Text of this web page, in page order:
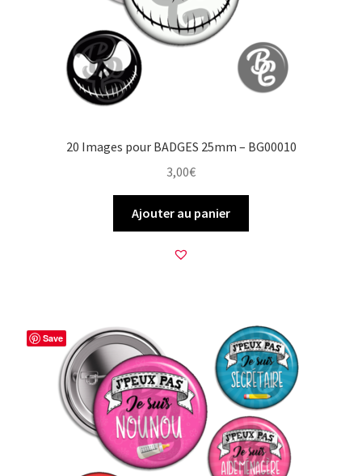
20 Images pour BADGES 25mm – BG00010
3,00€
Ajouter au panier
Save